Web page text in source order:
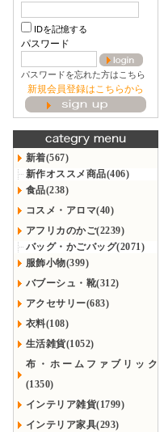
IDを記憶する
パスワード
パスワードを忘れた方はこちら
新規会員登録はこちらから
新着(567)
新作オススメ商品(406)
食品(238)
コスメ・アロマ(40)
アフリカのかご(2239)
バッグ・かごバッグ(2071)
服飾小物(399)
バブーシュ・靴(312)
アクセサリー(683)
衣料(108)
生活雑貨(1052)
布・ホームファブリック
(1350)
インテリア雑貨(1799)
インテリア家具(293)